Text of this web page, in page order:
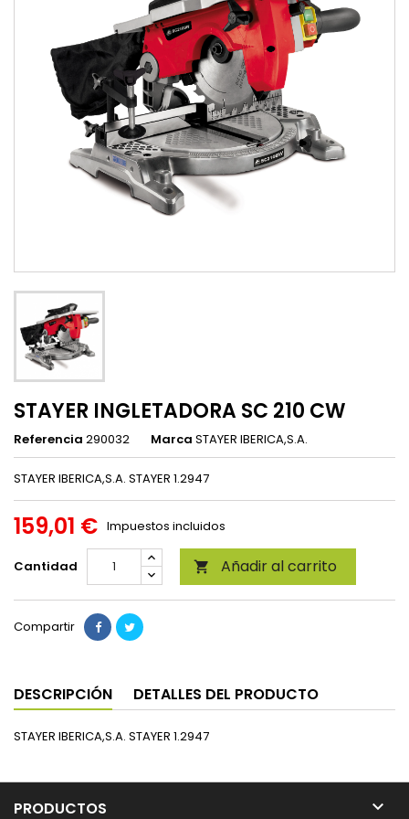
STAYER INGLETADORA SC 210 CW
Referencia 290032 Marca STAYER IBERICA,S.A.
STAYER IBERICA,S.A. STAYER 1.2947
159,01 € Impuestos incluidos
Cantidad  Añadir al carrito
Compartir
DESCRIPCIÓN DETALLES DEL PRODUCTO
STAYER IBERICA,S.A. STAYER 1.2947
PRODUCTOS 